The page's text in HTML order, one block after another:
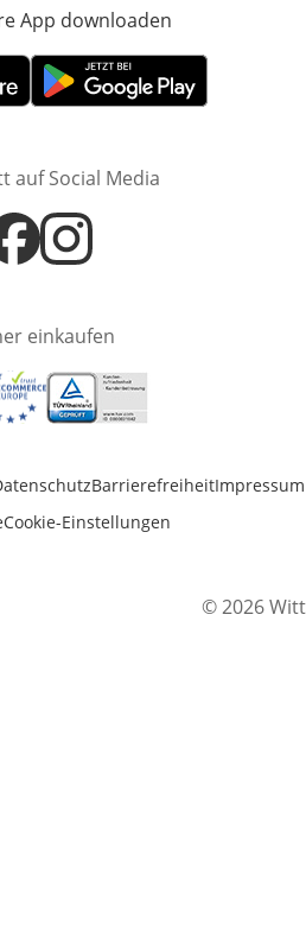
App downloaden
Fenster
Öffnet in neuem Fenster
auf Social Media
in neuem Fenster
Öffnet in neuem Fenster
einkaufen
neuem Fenster
in neuem Fenster
Öffnet in neuem Fenster
BarrierefreiheitImpressum
Cookie-Einstellungen
© 2026 Witt